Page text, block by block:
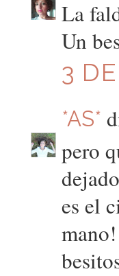
La
Un
3
*AS*
pero
es el